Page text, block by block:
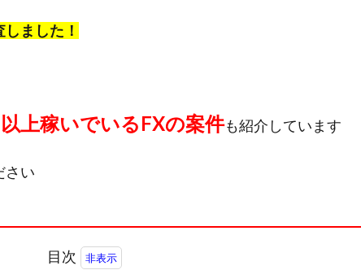
ました！
上稼いでいるFXの案件も紹介しています
さい
目次